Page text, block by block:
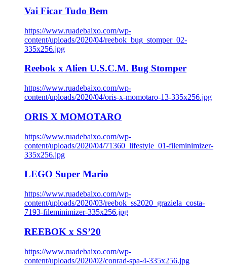
Vai Ficar Tudo Bem
https://www.ruadebaixo.com/wp-
content/uploads/2020/04/reebok_bug_stomper_02-
335x256.jpg
Reebok x Alien U.S.C.M. Bug Stomper
https://www.ruadebaixo.com/wp-
content/uploads/2020/04/oris-x-momotaro-13-335x256.jpg
ORIS X MOMOTARO
https://www.ruadebaixo.com/wp-
content/uploads/2020/04/71360_lifestyle_01-fileminimizer-
335x256.jpg
LEGO Super Mario
https://www.ruadebaixo.com/wp-
content/uploads/2020/03/reebok_ss2020_graziela_costa-
7193-fileminimizer-335x256.jpg
REEBOK x SS’20
https://www.ruadebaixo.com/wp-
content/uploads/2020/02/conrad-spa-4-335x256.jpg